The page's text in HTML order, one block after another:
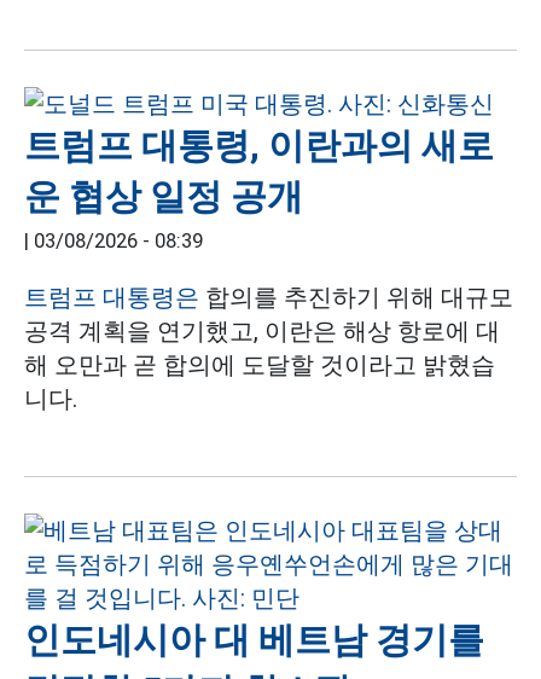
트럼프 대통령, 이란과의 새로
운 협상 일정 공개
| 03/08/2026 - 08:39
트럼프 대통령은 합의를 추진하기 위해 대규모
공격 계획을 연기했고, 이란은 해상 항로에 대
해 오만과 곧 합의에 도달할 것이라고 밝혔습
니다.
인도네시아 대 베트남 경기를